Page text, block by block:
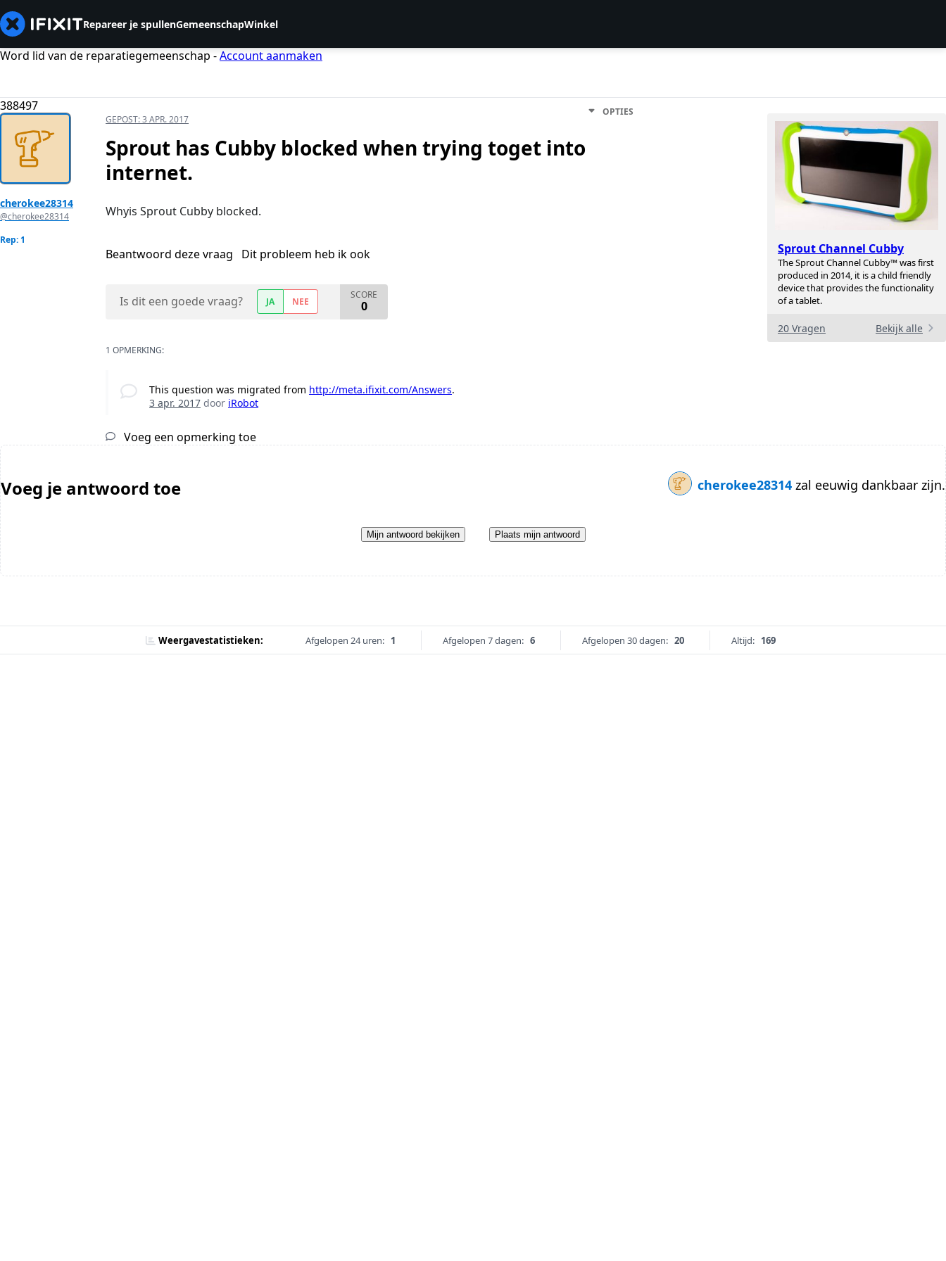
Repareer je spullenGemeenschapWinkel
Word lid van de reparatiegemeenschap -Account aanmaken
388497
Sprout Channel Cubby
The Sprout Channel Cubby™ was first
produced in 2014, it is a child friendly
device that provides the functionality
of a tablet.
20 Vragen Bekijk alle
cherokee28314
@cherokee28314
Rep: 1
GEPOST:3 APR. 2017
OPTIES
Sprout has Cubby blocked when trying toget into
internet.
Whyis Sprout Cubby blocked.
Beantwoord deze vraag Dit probleem heb ik ook
Is dit een goede vraag? JA NEE
SCORE
0
1 OPMERKING:
This question was migrated from http://meta.ifixit.com/Answers.
3 apr. 2017 door iRobot
Voeg een opmerking toe
Voeg je antwoord toe cherokee28314 zal eeuwig dankbaar zijn.
Mijn antwoord bekijken Plaats mijn antwoord
Weergavestatistieken: Afgelopen 24 uren: 1 Afgelopen 7 dagen: 6 Afgelopen 30 dagen: 20 Altijd: 169